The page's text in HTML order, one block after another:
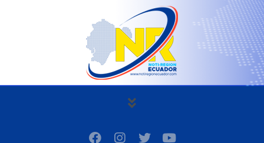
Menú
F
I
T
Y